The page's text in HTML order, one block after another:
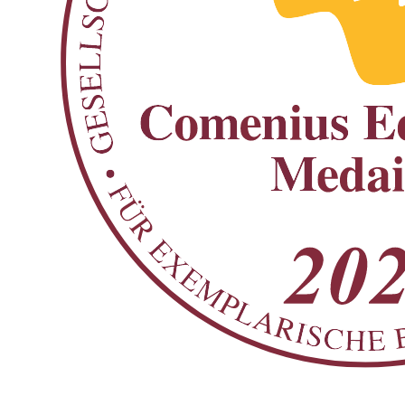
Fächerübergreifend
Fächerübergreifend
Themenportal "Schulrecht"
Partnerportal "Pubertät"
Partnerportal "Handwerk macht Schule"
Berufs- & Arbeitswelt
Besondere Förderung
Fächerübergreifend
Feste & Feiertage
Geschichte & Politik
Klima, Umwelt, Nachhaltigkeit
Kulturelle Bildung
Mediennutzung & Medienkompetenz
MINT
Schulentwicklung und Organisation
Schulrecht
Sprache & Literatur
Wirtschaft und Finanzen
Im Willkommensbereich navigiert Nyambura, das Maskottchen der
Webseite, die Kinder durch die fünf großen Themenbereiche der
Webseite: Geographie, Geschichte, Tierwelt, afrikanische Märchen,
Kunst und Musik. Im Verbund mit der Webseite können Kinder im
Browserspiel "Die Buschpiloten.de" selbst durch Afrika düsen und
den Kontinent in spannenden Missionen erkunden.
Geographie
Im Zentrum der Webseite afrika-junior.de stehen die Information
über den afrikanischen Kontinent und seine Länder. Die interaktiven
Karten dienen dem kreativen Erarbeiten des Kontinents, seiner
verschiedenartigen Regionen, Völker und Besonderheiten. Kinder
können mit den farbenprächtigen Karten auf einer multimedialen
Entdeckungsreise Afrikas einzigartige Landschaften erkunden. Sie
lernen die Vielfalt seiner Bewohnerinnen und Bewohner kennen,
die geographischen Besonderheiten und erhalten einen lebendigen
Einblick in Kultur und Musik. Sie erfahren, wie Kinder dort leben,